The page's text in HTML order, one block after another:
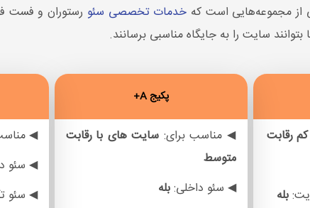
از مجموعه‌هایی است که خدمات تخصصی سئو رستوران و فست
سایت را به جایگاه مناسبی برسانند.
کم رقابت
بله
پکیج A+
◀ مناسب برای: سایت های با رقابت
متوسط
◀ سئو داخلی:بله
◀
◀ سئو
◀ سئو